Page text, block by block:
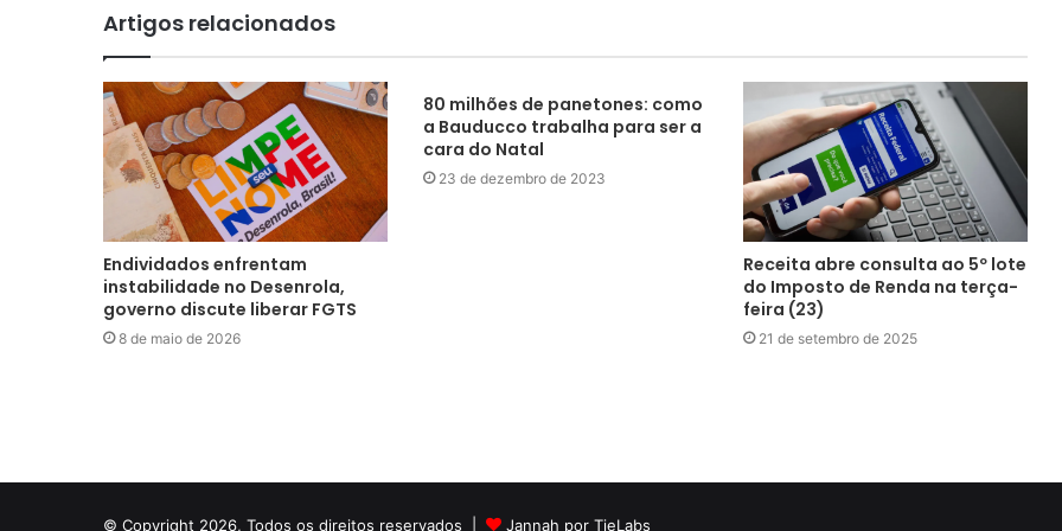
Artigos relacionados
Endividados enfrentam
instabilidade no Desenrola,
governo discute liberar FGTS
8 de maio de 2026
80 milhões de panetones: como
a Bauducco trabalha para ser a
cara do Natal
23 de dezembro de 2023
Receita abre consulta ao 5º lote
do Imposto de Renda na terça-
feira (23)
21 de setembro de 2025
© Copyright 2026, Todos os direitos reservados | Jannah por TieLabs